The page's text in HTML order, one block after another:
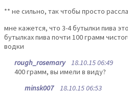
** не сильно, так чтобы просто
мне кажется, что 3-4 бутылки пива
бутылках пива почти 100 грамм
водки
rough_rosemary18.10.15 06:49
400 грамм, вы имели в виду?
minsk00718.10.15 06:53